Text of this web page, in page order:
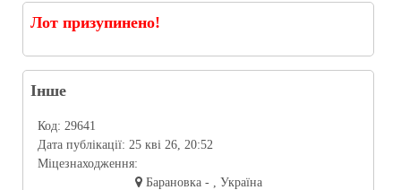
Лот призупинено!
Інше
Код: 29641
Дата публікації: 25 кві 26, 20:52
Міцезнаходження:
Барановка - , Україна